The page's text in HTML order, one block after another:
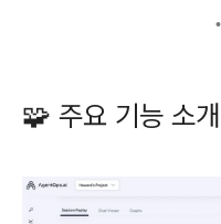
🧩 주요 기능 소개